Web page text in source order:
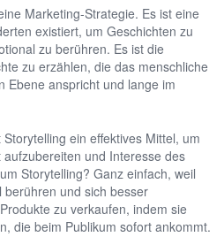
Marketing-Strategie. Es ist eine
existiert, um Geschichten zu
zu berühren. Es ist die
zu erzählen, die das menschliche
Ebene anspricht und lange im
ein effektives Mittel, um
und Interesse des
Storytelling? Ganz einfach, weil
und sich besser
zu verkaufen, indem sie
die beim Publikum sofort ankommt.